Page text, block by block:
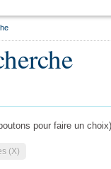
pour faire un choix)
(X)